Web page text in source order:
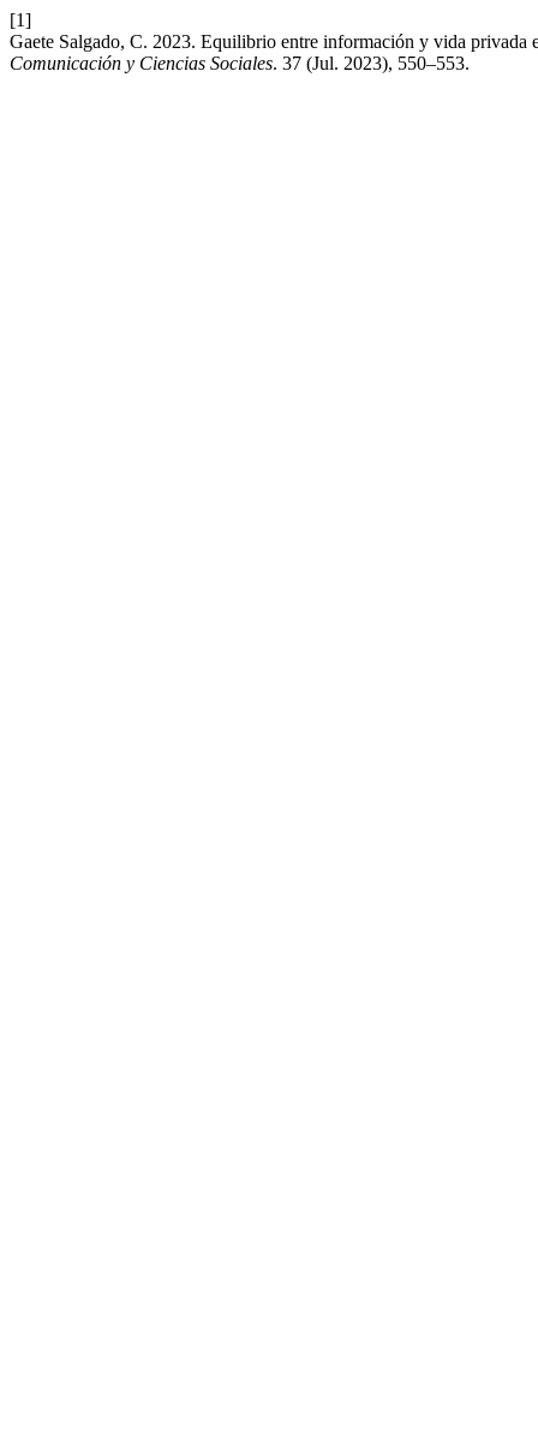
[1]
Gaete Salgado, C. 2023. Equilibrio entre información y vida privada
Comunicación y Ciencias Sociales. 37 (Jul. 2023), 550–553.